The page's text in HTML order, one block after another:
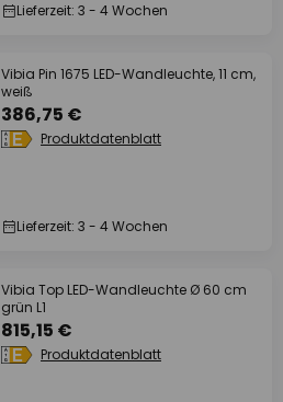
Lieferzeit: 3 - 4 Wochen
Vibia Pin 1675 LED-Wandleuchte, 11 cm,
weiß
386,75 €
Produktdatenblatt
Lieferzeit: 3 - 4 Wochen
Vibia Top LED-Wandleuchte Ø 60 cm
grün L1
815,15 €
Produktdatenblatt